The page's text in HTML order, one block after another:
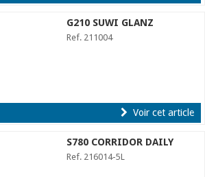
G210 SUWI GLANZ
Ref. 211004
Voir cet article
S780 CORRIDOR DAILY
Ref. 216014-5L